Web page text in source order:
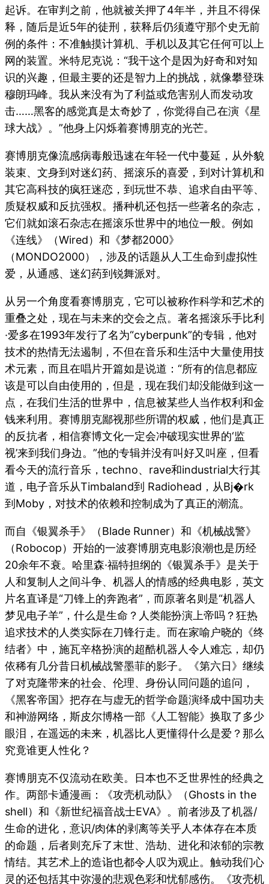
起诉。在审判之前，他就被关押了4年半，并且不得保
释，随后是近5年的徒刑，获释后仍须遵守那个史无前
例的条件：不准触摸计算机、手机以及其它任何可以上
网的装置。米特尼克说：“我干这个是因为好奇和对知
识的兴趣，但最主要的还是智力上的挑战，就像攀登珠
穆朗玛峰。我从来没有为了利益或危害别人而发动攻
击……黑客的感觉真是太奇妙了，你觉得自己在演《星
球大战》。”他身上闪烁着赛博朋克的光芒。
赛博朋克像流感病毒般迅速在年轻一代中蔓延，从外貌
装束、文身到对迷幻药、摇滚乐的喜爱，到对计算机和
其它高科技的疯狂迷恋，到玩世不恭、追求自由平等、
质疑权威和反抗强权。播种机还包括一些著名的杂志，
它们就如滚石杂志在摇滚乐世界中的地位一般。例如
《连线》（Wired）和《梦都2000》
（MONDO2000），涉及的话题从人工生命到虚拟性
爱，从通感、迷幻药到锐舞派对。
从另一个角度看赛博朋克，它可以被称作科学和艺术的
重叠之处，现在与未来的交会之点。著名摇滚乐手比利
·爱多在1993年发行了名为“cyberpunk”的专辑，他对
技术的热情无法遏制，不但在音乐和生活中大量使用技
术元素，而且在唱片开篇如是说道：“所有的信息都应
该是可以自由使用的，但是，现在我们却没能做到这一
点，在我们生活的世界中，信息被某些人当作权利和金
钱来利用。赛博朋克鄙视那些所谓的权威，他们是真正
的反抗者，相信赛博文化一定会冲破现实世界的‘监
视’来到我们身边。”他的专辑并没有叫好又叫座，但看
看今天的流行音乐，techno、rave和industrial大行其
道，电子音乐从Timbaland到 Radiohead，从Bj�rk
到Moby，对技术的依赖和控制成为了真正的潮流。
而自《银翼杀手》（Blade Runner）和《机械战警》
（Robocop）开始的一波赛博朋克电影浪潮也是历经
20余年不衰。哈里森·福特担纲的《银翼杀手》是关于
人和复制人之间斗争、机器人的情感的经典电影，英文
片名直译是“刀锋上的奔跑者”，而原著名则是“机器人
梦见电子羊”，什么是生命？人类能扮演上帝吗？狂热
追求技术的人类实际在刀锋行走。而在家喻户晓的《终
结者》中，施瓦辛格扮演的超酷机器人令人难忘，却仍
依稀有几分昔日机械战警墨菲的影子。《第六日》继续
了对克隆带来的社会、伦理、身份认同问题的追问，
《黑客帝国》把存在与虚无的哲学命题演绎成中国功夫
和神游网络，斯皮尔博格一部《人工智能》换取了多少
眼泪，在遥远的未来，机器比人更懂得什么是爱？那么
究竟谁更人性化？
赛博朋克不仅流动在欧美。日本也不乏世界性的经典之
作。两部卡通漫画：《攻壳机动队》（Ghosts in the
shell）和《新世纪福音战士EVA》。前者涉及了机器/
生命的进化，意识/肉体的剥离等关乎人本体存在本质
的命题，后者则充斥了末世、浩劫、进化和浓郁的宗教
情结。其艺术上的造诣也都令人叹为观止。触动我们心
灵的还包括其中弥漫的悲观色彩和忧郁感伤。《攻壳机